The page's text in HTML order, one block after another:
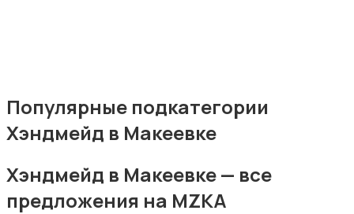
Канцелярия
Популярные подкатегории
Хэндмейд в Макеевке
Хэндмейд в Макеевке — все
предложения на MZKA